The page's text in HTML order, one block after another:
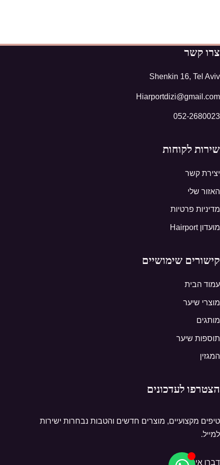
צרו קשר
Shenkin 16, Tel Aviv
Hiarportdizi@gmail.com
052-2680023
שירות לקוחות
יצירת קשר
האזור שלי
מדיניות פרטיות
מועדון Hairport
קישורים שימושיים
עמוד הבית
מוצרי שיער
מותגים
תוספות שיער
המגזין
הצטרפו לעדכונים
טיפים מקצועיים, מוצרים חדשים והטבות נבחרות ישירות
למייל.
דברו איתנו